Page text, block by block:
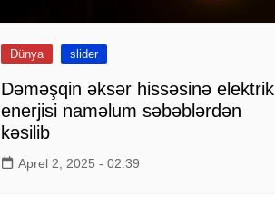
Dünya slider
Dəməşqin əksər hissəsinə elektrik
enerjisi naməlum səbəblərdən
kəsilib
Aprel 2, 2025 - 02:39